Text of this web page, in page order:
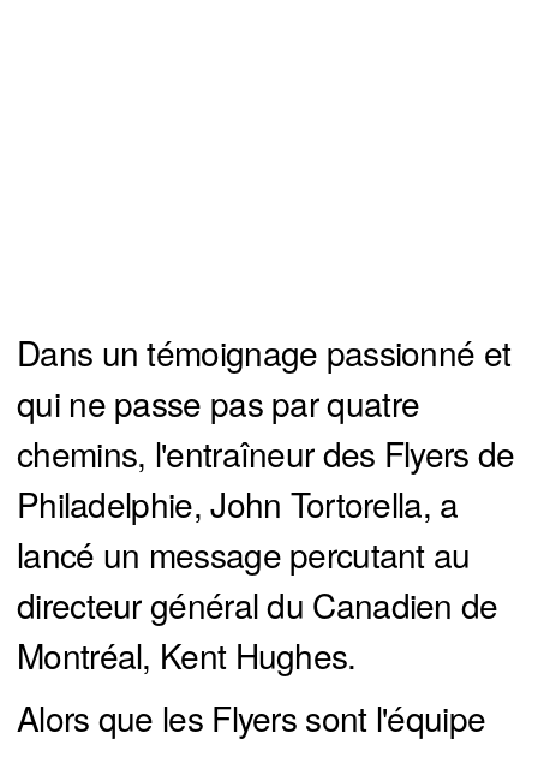
Dans un témoignage passionné et
qui ne passe pas par quatre
chemins, l'entraîneur des Flyers de
Philadelphie, John Tortorella, a
lancé un message percutant au
directeur général du Canadien de
Montréal, Kent Hughes.
Alors que les Flyers sont l'équipe